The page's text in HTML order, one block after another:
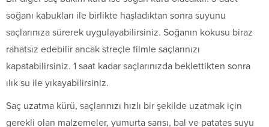
soğanı kabukları ile birlikte haşladıktan sonra suyunu
saçlarınıza sürerek uygulayabilirsiniz. Soğanın kokusu biraz
rahatsız edebilir ancak streçle filmle saçlarınızı
kapatabilirsiniz. 1 saat kadar saçlarınızda beklettikten sonra
ılık su ile yıkayabilirsiniz.
Saç uzatma kürü, saçlarınızı hızlı bir şekilde uzatmak için
gerekli olan malzemeler, yumurta sarısı, bal ve patates suyu